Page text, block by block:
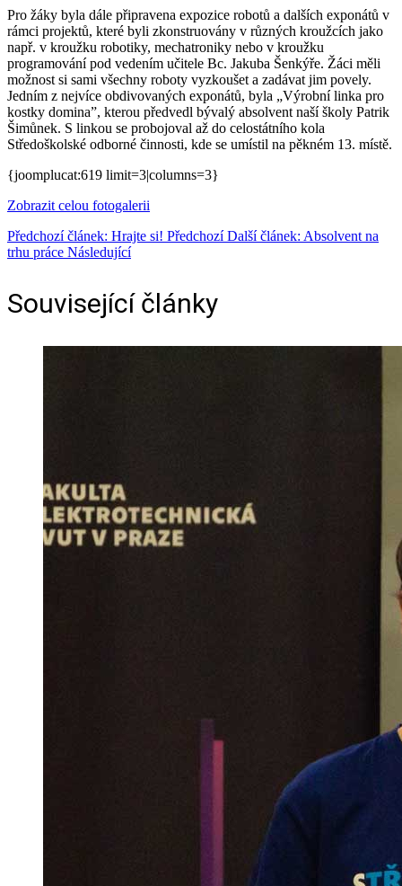
Pro žáky byla dále připravena expozice robotů a dalších exponátů v
rámci projektů, které byli zkonstruovány v různých kroužcích jako
např. v kroužku robotiky, mechatroniky nebo v kroužku
programování pod vedením učitele Bc. Jakuba Šenkýře. Žáci měli
možnost si sami všechny roboty vyzkoušet a zadávat jim povely.
Jedním z nejvíce obdivovaných exponátů, byla „Výrobní linka pro
kostky domina”, kterou předvedl bývalý absolvent naší školy Patrik
Šimůnek. S linkou se probojoval až do celostátního kola
Středoškolské odborné činnosti, kde se umístil na pěkném 13. místě.
{joomplucat:619 limit=3|columns=3}
Zobrazit celou fotogalerii
Předchozí článek: Hrajte si! Předchozí Další článek: Absolvent na
trhu práce Následující
Související články